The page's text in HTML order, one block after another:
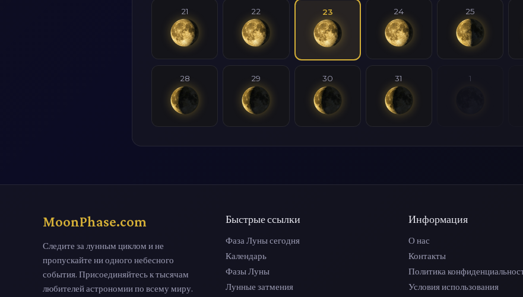
21 22 23 24 25
28 29 30 31 1
MoonPhase.com
Следите за лунным циклом и не
пропускайте ни одного небесного
события. Присоединяйтесь к тысячам
любителей астрономии по всему миру.
Быстрые ссылки
Фаза Луны сегодня
Календарь
Фазы Луны
Лунные затмения
Информация
О нас
Контакты
Политика
Условия использования